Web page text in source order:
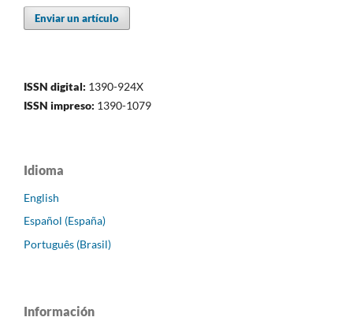
Enviar un artículo
ISSN digital: 1390-924X
ISSN impreso: 1390-1079
Idioma
English
Español (España)
Português (Brasil)
Información